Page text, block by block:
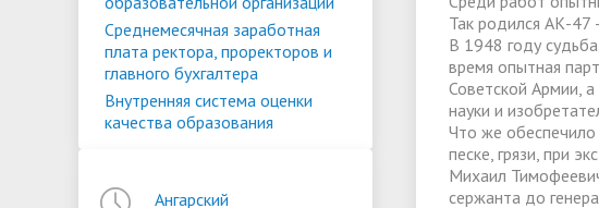
Среднемесячная заработная
плата ректора, проректоров и
главного бухгалтера
Внутренняя система оценки
качества образования
Ангарский
Так родился АК-47
В 1948 году
время опытная
Советской Армии,
науки и
Что же обеспечило
песке, грязи, при
Михаил
сержанта до